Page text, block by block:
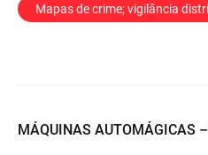
Mapas de crime; vigilância
MÁQUINAS AUTOMÁGICAS